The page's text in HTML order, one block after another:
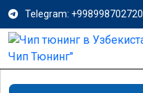
Telegram: +998998702720